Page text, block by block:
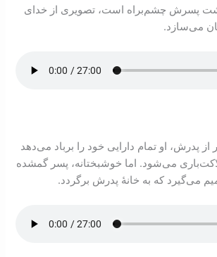
پسرش چشم‌براه است، تصويری از خدای
می‌سازد.
پدرش، او تمام دارايی خود را برباد می‌دهد
می‌شود. اما خوشبختانه، پسر گمشده
می‌گيرد که به خانۀ پدرش برگردد.